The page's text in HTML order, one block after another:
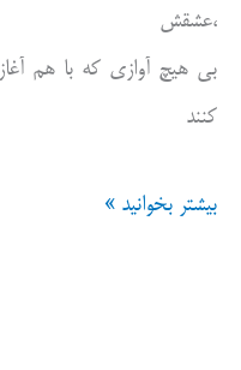
،عشقش
بی هیچ آوازی که با هم آغاز
کنند
کافه
بیشتر بخوانید »